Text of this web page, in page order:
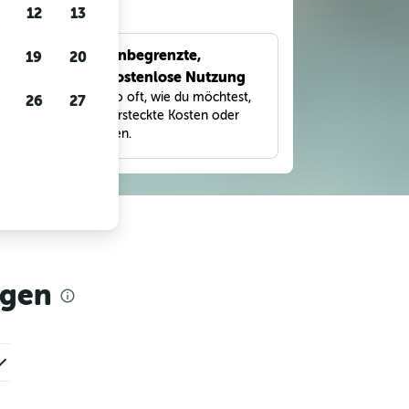
Unbegrenzte,
kostenlose Nutzung
Suche so oft, wie du möchtest,
ohne versteckte Kosten oder
Gebühren.
12 13
19 20
26 27